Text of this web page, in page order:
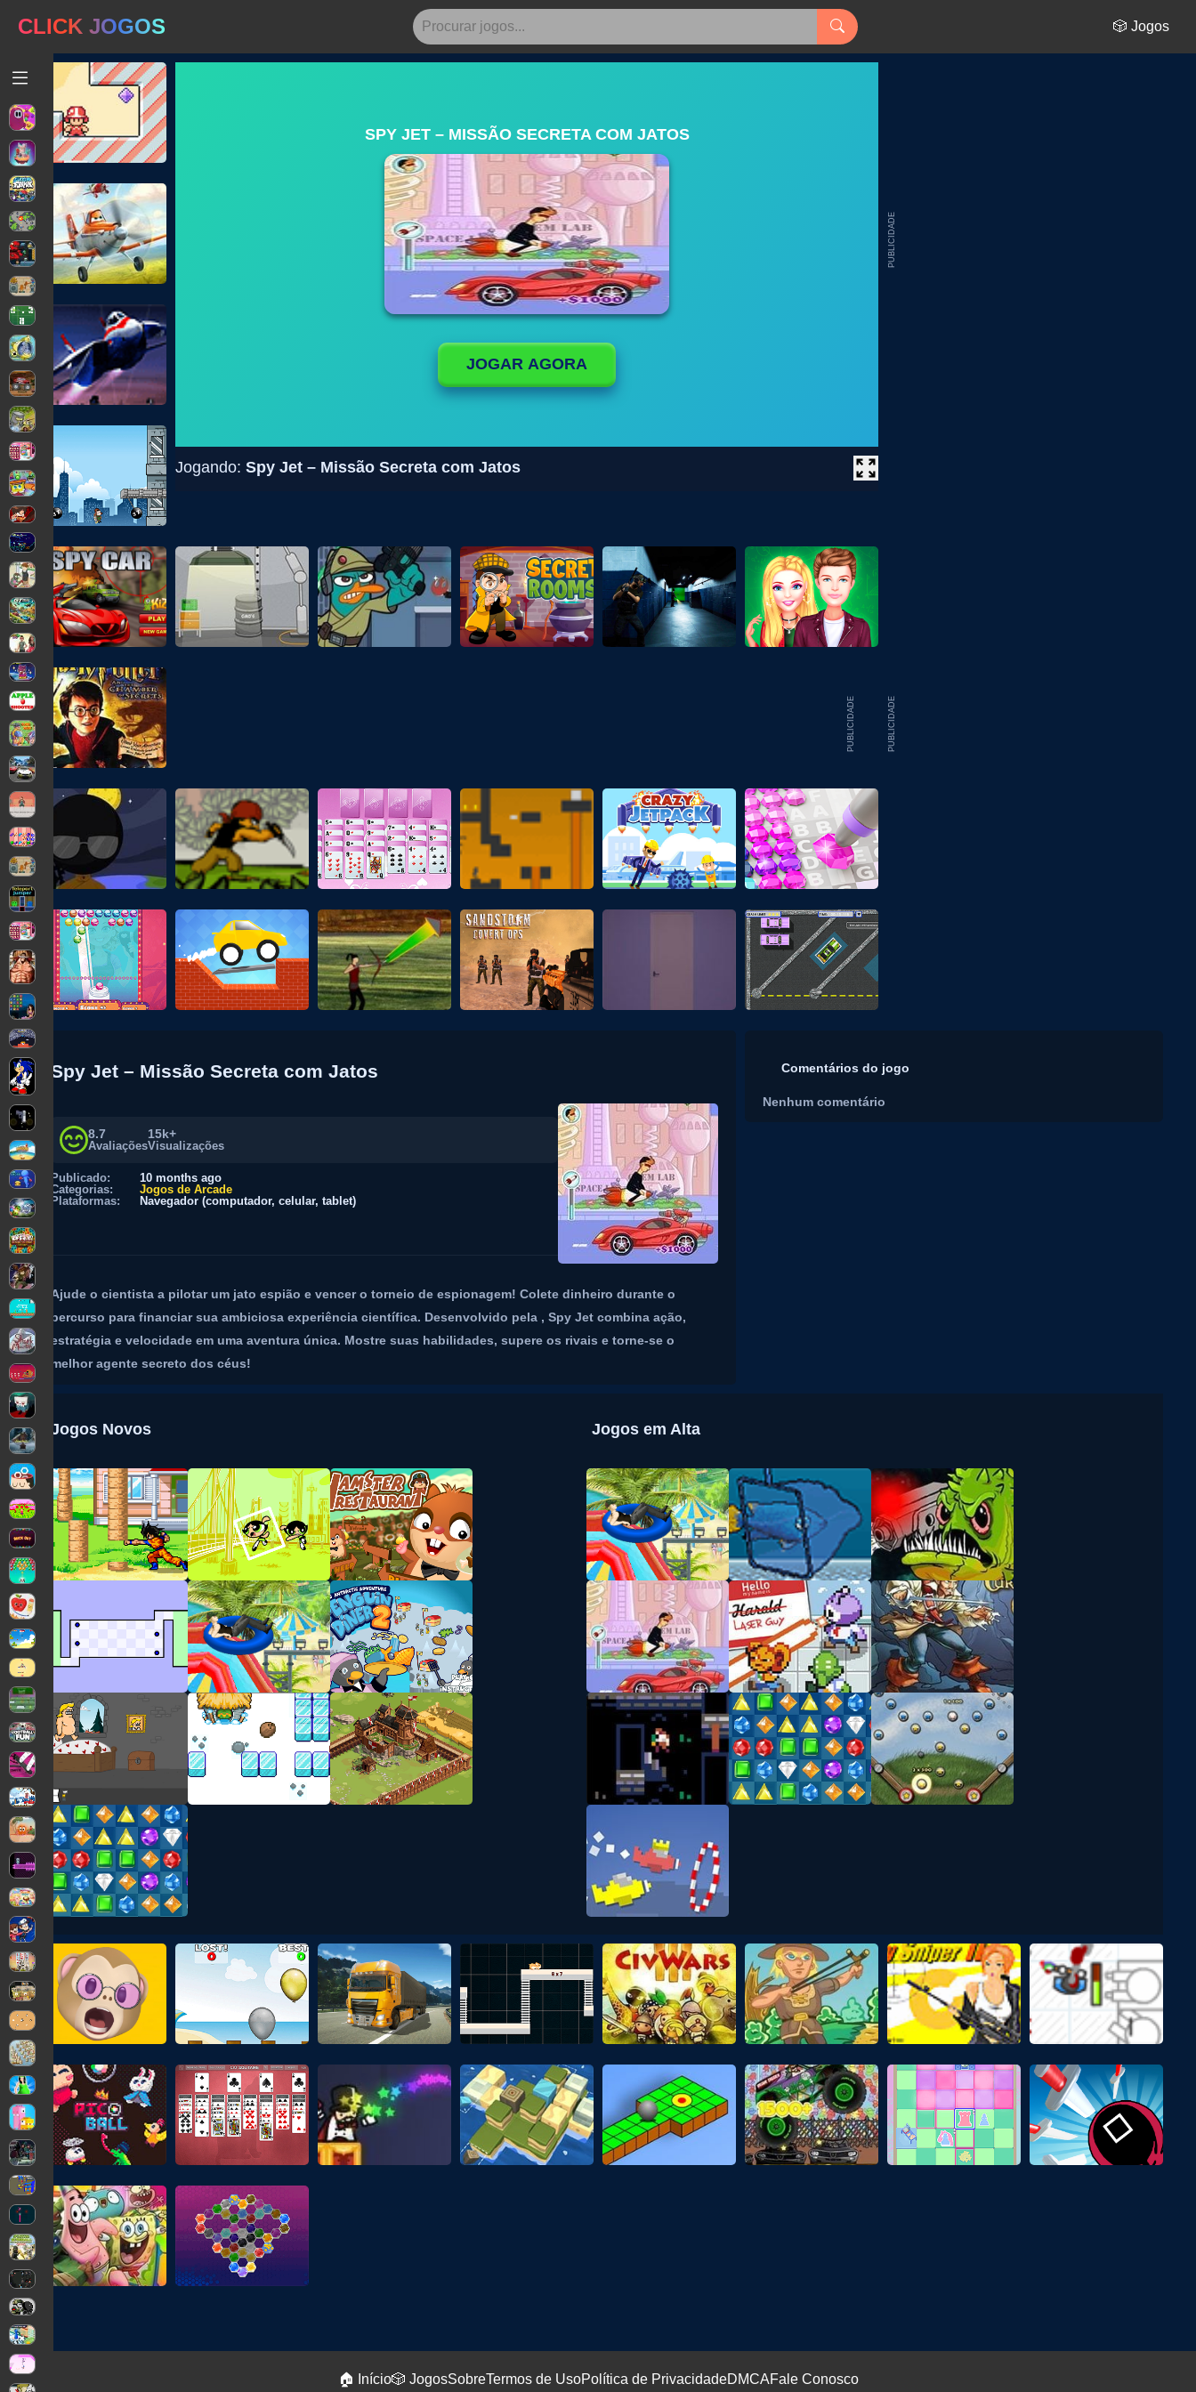
CLICK JOGOS 🎲 Jogos
SPY JET – MISSÃO SECRETA COM JATOS
JOGAR AGORA
Jogando: Spy Jet – Missão Secreta com Jatos
PUBLICIDADE
PUBLICIDADE
PUBLICIDADE
Spy Jet – Missão Secreta com Jatos
8.7
Avaliações
15k+
Visualizações
Publicado:
10 months ago
Categorias:
Jogos de Arcade
Plataformas:
Navegador (computador, celular, tablet)
Ajude o cientista a pilotar um jato espião e vencer o torneio de espionagem! Colete dinheiro durante o
percurso para financiar sua ambiciosa experiência científica. Desenvolvido pela , Spy Jet combina ação,
estratégia e velocidade em uma aventura única. Mostre suas habilidades, supere os rivais e torne-se o
melhor agente secreto dos céus!
Comentários do jogo
Nenhum comentário
Jogos Novos Jogos em Alta
🏠 Início🎲 JogosSobreTermos de UsoPolítica de PrivacidadeDMCAFale Conosco